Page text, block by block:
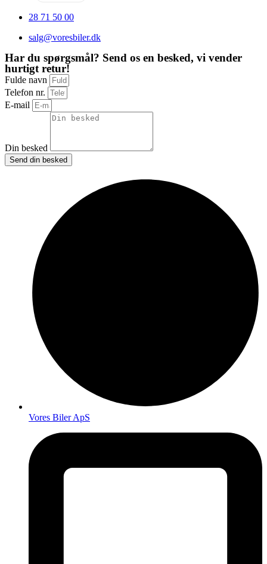
28 71 50 00
salg@voresbiler.dk
Har du spørgsmål? Send os en besked, vi vender
hurtigt retur!
Fulde navn
Telefon nr.
E-mail
Din besked
Send din besked
Vores Biler ApS